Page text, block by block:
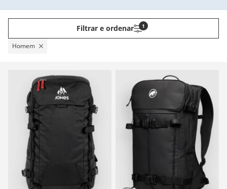
Filtrar e ordenar 1
Homem